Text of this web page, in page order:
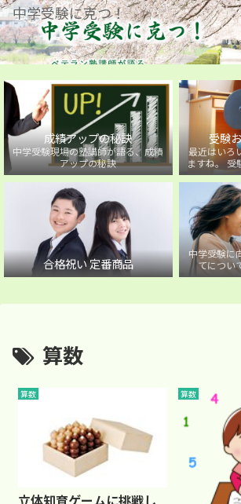
中学受験に克つ！
成績アップの秘訣
中学受験現場の塾講師が語る、成績
アップの秘訣
受験
最近はいろ
ますね。 受
を
合格祝い 定番商品
中学受験に
てについ
ね・・・。
算数
算数
立体知育ゲームに挑戦し
算数